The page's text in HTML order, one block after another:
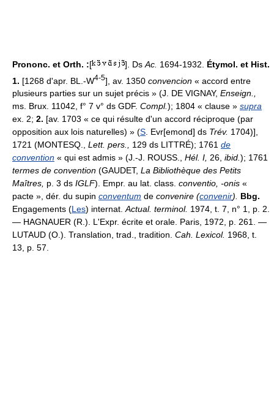
Prononc. et Orth. :[ ]. Ds Ac. 1694-1932. Étymol. et Hist.
1. [1268 d'apr. BL.-W4-5], av. 1350 convencion « accord entre
plusieurs parties sur un sujet précis » (J. DE VIGNAY, Enseign.,
ms. Brux. 11042, f° 7 v° ds GDF. Compl.); 1804 « clause » supra
ex. 2; 2. [av. 1703 « ce qui résulte d'un accord réciproque (par
opposition aux lois naturelles) » (S. Evr[emond] ds Trév. 1704)],
1721 (MONTESQ., Lett. pers., 129 ds LITTRÉ); 1761 de
convention « qui est admis » (J.-J. ROUSS., Hél. I, 26, ibid.); 1761
termes de convention (GAUDET, La Bibliothèque des Petits
Maîtres, p. 3 ds IGLF). Empr. au lat. class. conventio, -onis «
pacte », dér. du supin conventum de convenire (convenir). Bbg.
Engagements (Les) internat.Actual. terminol. 1974, t. 7, n° 1, p. 2.
— HAGNAUER (R.). L'Expr. écrite et orale. Paris, 1972, p. 261. —
LUTAUD (O.). Translation, trad., tradition. Cah. Lexicol. 1968, t.
13, p. 57.